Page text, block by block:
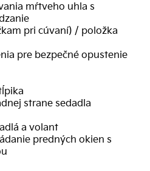
mŕtveho uhla s
pri cúvaní) / položka
pre bezpečné opustenie
strane sedadla
a volant
predných okien s